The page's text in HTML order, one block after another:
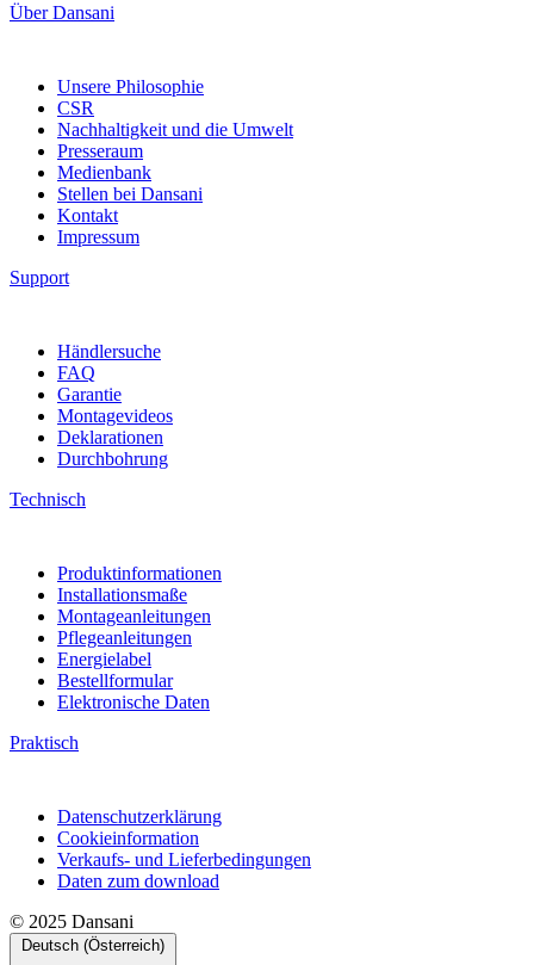
Über Dansani
Unsere Philosophie
CSR
Nachhaltigkeit und die Umwelt
Presseraum
Medienbank
Stellen bei Dansani
Kontakt
Impressum
Support
Händlersuche
FAQ
Garantie
Montagevideos
Deklarationen
Durchbohrung
Technisch
Produktinformationen
Installationsmaße
Montageanleitungen
Pflegeanleitungen
Energielabel
Bestellformular
Elektronische Daten
Praktisch
Datenschutzerklärung
Cookieinformation
Verkaufs- und Lieferbedingungen
Daten zum download
© 2025 Dansani
Deutsch (Österreich)